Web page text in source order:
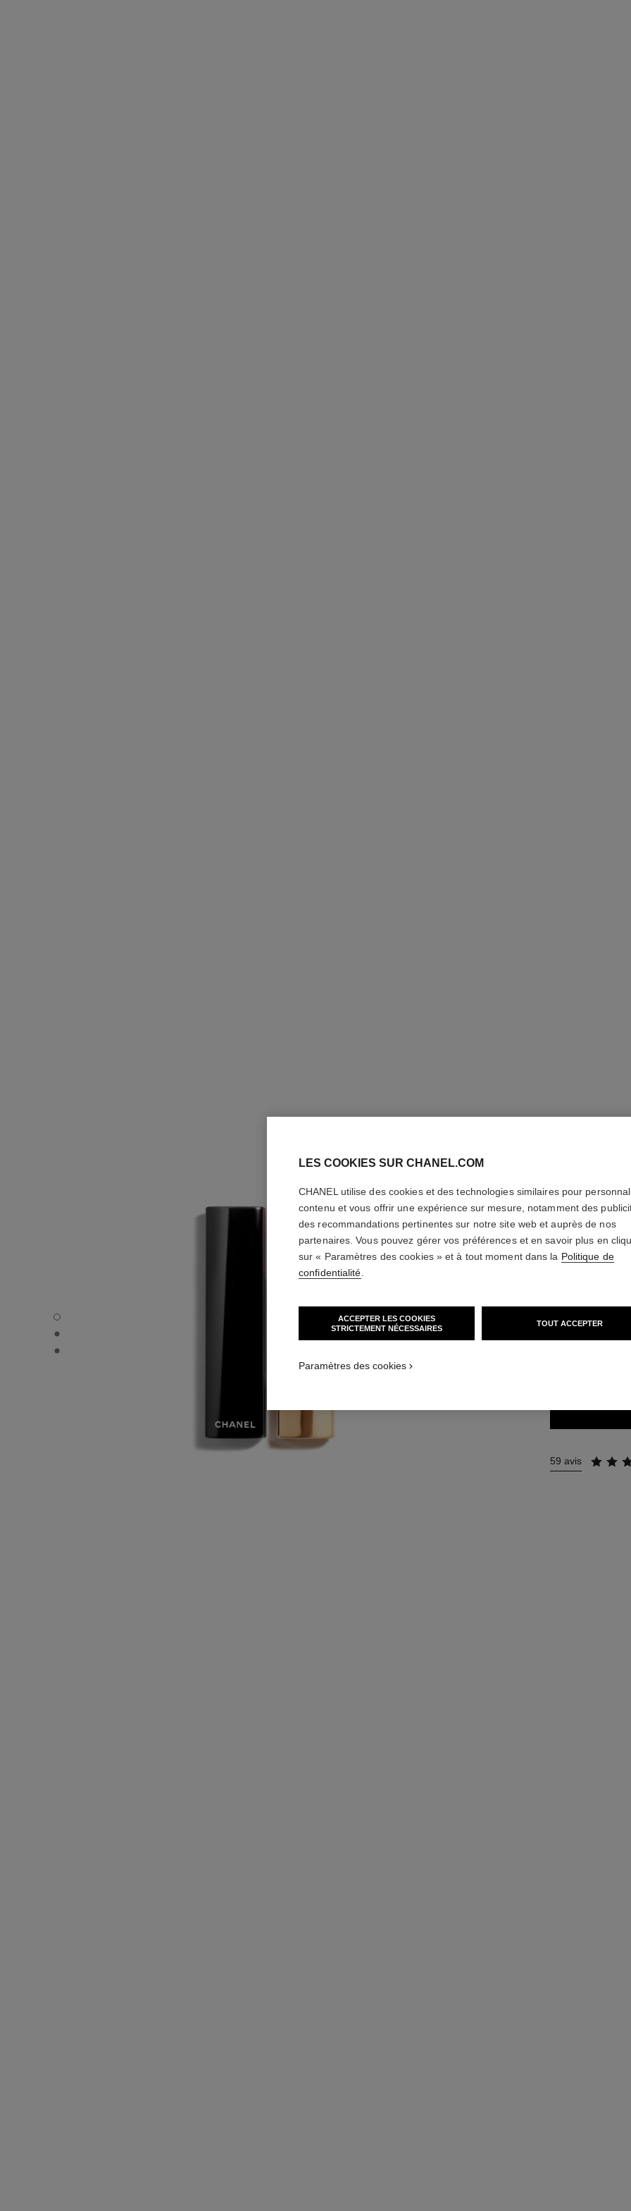
ROUGE ALLURE - Vue par défaut
ROUGE ALLURE - Vue alternative 1
ROUGE ALLURE - Vue basique texture
Le Rouge Intense
En savoir plus
Réf. 160990
14 TEINTES
59 avis
LES COOKIES SUR CHANEL.COM
CHANEL utilise des cookies et des technologies similaires pour
contenu et vous offrir une expérience sur mesure, notamment des
des recommandations pertinentes sur notre site web et auprès de nos
partenaires. Vous pouvez gérer vos préférences et en savoir plus en
sur « Paramètres des cookies » et à tout moment dans la Politique de
confidentialité
ACCEPTER LES COOKIES
STRICTEMENT NÉCESSAIRES
TOUT ACCEPTER
Paramètres des cookies